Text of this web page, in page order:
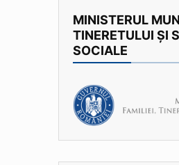
MINISTERUL
TINERETULUI ȘI
SOCIALE